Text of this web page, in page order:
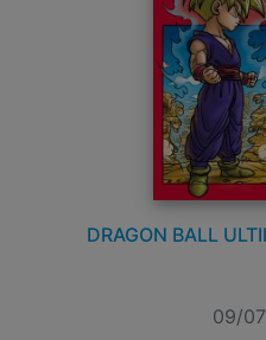
DRAGON BALL
09/